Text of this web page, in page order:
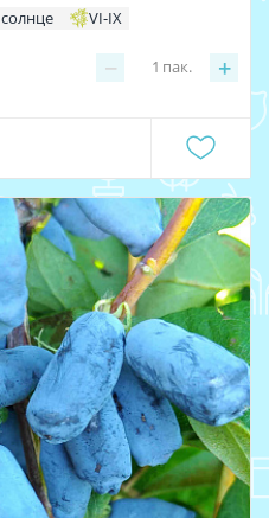
солнце VI-IX
− +
1 пак.